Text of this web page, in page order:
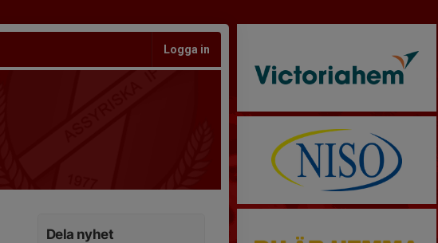
Logga in
Dela nyhet